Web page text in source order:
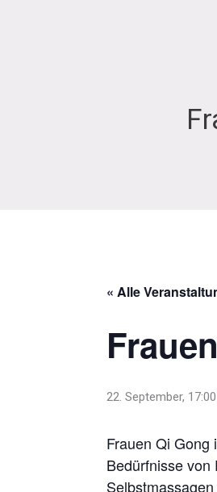
« Alle
22. September, 17:00
Frauen Qi
Bedürfnisse